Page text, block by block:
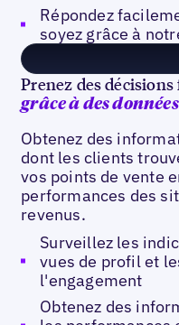
Répondez
soyez grâce à
Prenez des
grâce à des
Obtenez des
dont les clients
vos points de vente
performances des
revenus.
Surveillez les
vues de profil et
l'engagement
Obtenez des